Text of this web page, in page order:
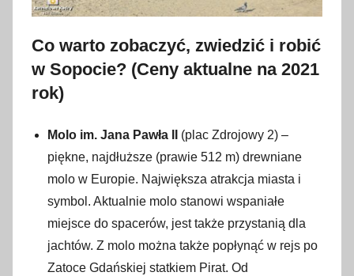
Co warto zobaczyć, zwiedzić i robić
w Sopocie? (Ceny aktualne na 2021
rok)
Molo im. Jana Pawła II (plac Zdrojowy 2) –
piękne, najdłuższe (prawie 512 m) drewniane
molo w Europie. Największa atrakcja miasta i
symbol. Aktualnie molo stanowi wspaniałe
miejsce do spacerów, jest także przystanią dla
jachtów. Z molo można także popłynąć w rejs po
Zatoce Gdańskiej statkiem Pirat. Od